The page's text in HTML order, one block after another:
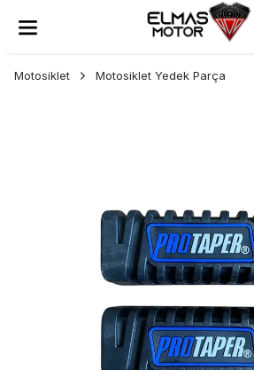
Motosiklet Motosiklet Yedek Parça